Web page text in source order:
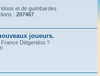
et de guimbardes
: 207467
joueurs.
Didgeridoo ?